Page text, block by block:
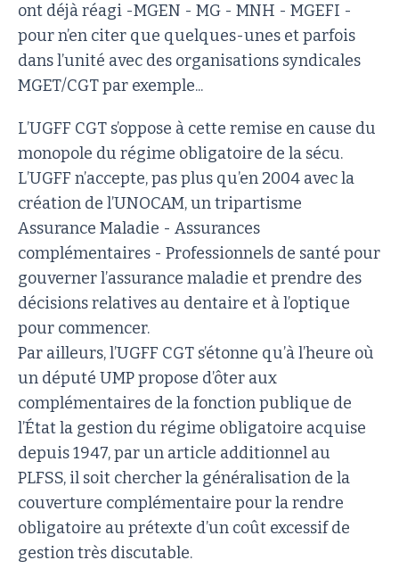
ont déjà réagi -MGEN - MG - MNH - MGEFI -
pour n’en citer que quelques-unes et parfois
dans l’unité avec des organisations syndicales
MGET/CGT par exemple...
L’UGFF CGT s’oppose à cette remise en cause du
monopole du régime obligatoire de la sécu.
L’UGFF n’accepte, pas plus qu’en 2004 avec la
création de l’UNOCAM, un tripartisme
Assurance Maladie - Assurances
complémentaires - Professionnels de santé pour
gouverner l’assurance maladie et prendre des
décisions relatives au dentaire et à l’optique
pour commencer.
Par ailleurs, l’UGFF CGT s’étonne qu’à l’heure où
un député UMP propose d’ôter aux
complémentaires de la fonction publique de
l’État la gestion du régime obligatoire acquise
depuis 1947, par un article additionnel au
PLFSS, il soit chercher la généralisation de la
couverture complémentaire pour la rendre
obligatoire au prétexte d’un coût excessif de
gestion très discutable.